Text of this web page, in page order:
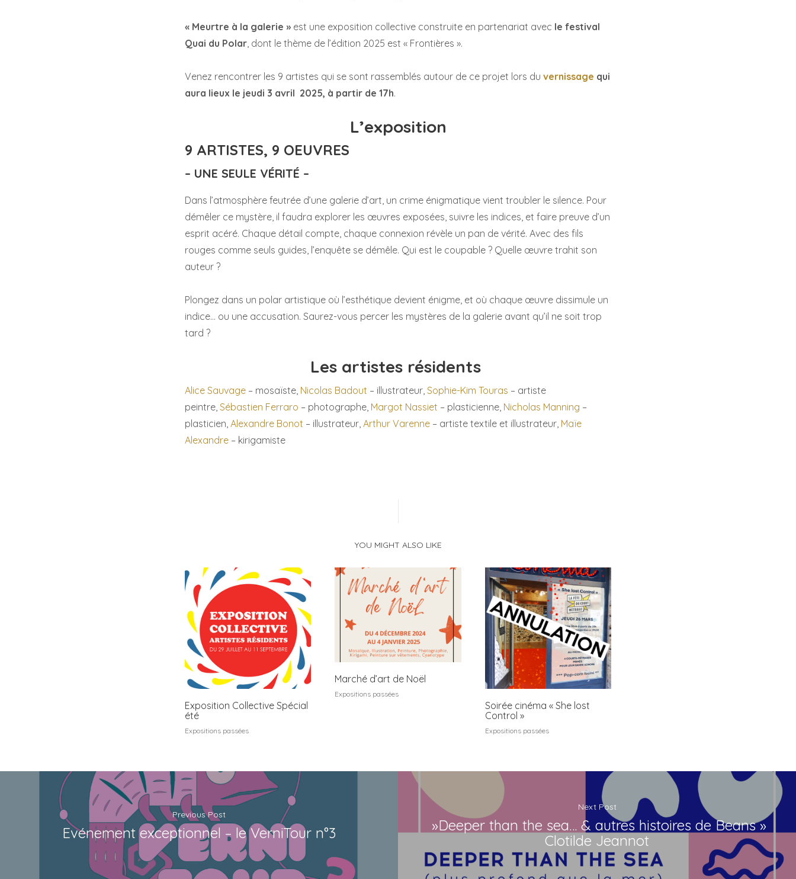
« Meurtre à la galerie » est une exposition collective construite en partenariat avec le festival
Quai du Polar, dont le thème de l’édition 2025 est « Frontières ».
Venez rencontrer les 9 artistes qui se sont rassemblés autour de ce projet lors du vernissage qui
aura lieux le jeudi 3 avril 2025, à partir de 17h.
L’exposition
9 ARTISTES, 9 OEUVRES
– UNE SEULE VÉRITÉ –
Dans l’atmosphère feutrée d’une galerie d’art, un crime énigmatique vient troubler le silence. Pour
démêler ce mystère, il faudra explorer les œuvres exposées, suivre les indices, et faire preuve d’un
esprit acéré. Chaque détail compte, chaque connexion révèle un pan de vérité. Avec des fils
rouges comme seuls guides, l’enquête se démêle. Qui est le coupable ? Quelle œuvre trahit son
auteur ?
Plongez dans un polar artistique où l’esthétique devient énigme, et où chaque œuvre dissimule un
indice… ou une accusation. Saurez-vous percer les mystères de la galerie avant qu’il ne soit trop
tard ?
Les artistes résidents
Alice Sauvage – mosaïste, Nicolas Badout – illustrateur, Sophie-Kim Touras – artiste
peintre Sébastien Ferraro – photographe, Margot Nassiet – plasticienne, Nicholas Manning –
plasticien Alexandre Bonot – illustrateur, Arthur Varenne – artiste textile et illustrateur, Maïe
Alexandre – kirigamiste
YOU MIGHT ALSO LIKE
Exposition Collective Spécial
été
Expositions passées
Marché d’art de Noël
Expositions passées
Soirée cinéma « She lost
Control »
Expositions passées
Previous Post
Evénement exceptionnel – le VerniTour n°3
Next Post
»Deeper than the sea… & autres histoires de Beans »
Clotilde Jeannot